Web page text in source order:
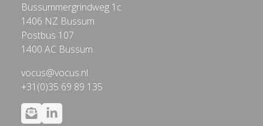
Bussummergrindweg 1c
1406 NZ Bussum
Postbus 107
1400 AC Bussum
vocus@vocus.nl
+31(0)35 69 89 135